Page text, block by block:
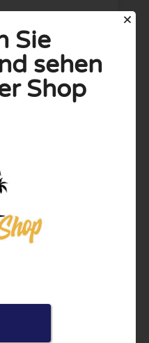
Ich erkläre
enthalten
Sie
sehen
Shop